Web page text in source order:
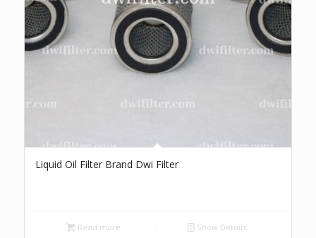
Liquid Oil Filter Brand Dwi Filter
Read more Show Details